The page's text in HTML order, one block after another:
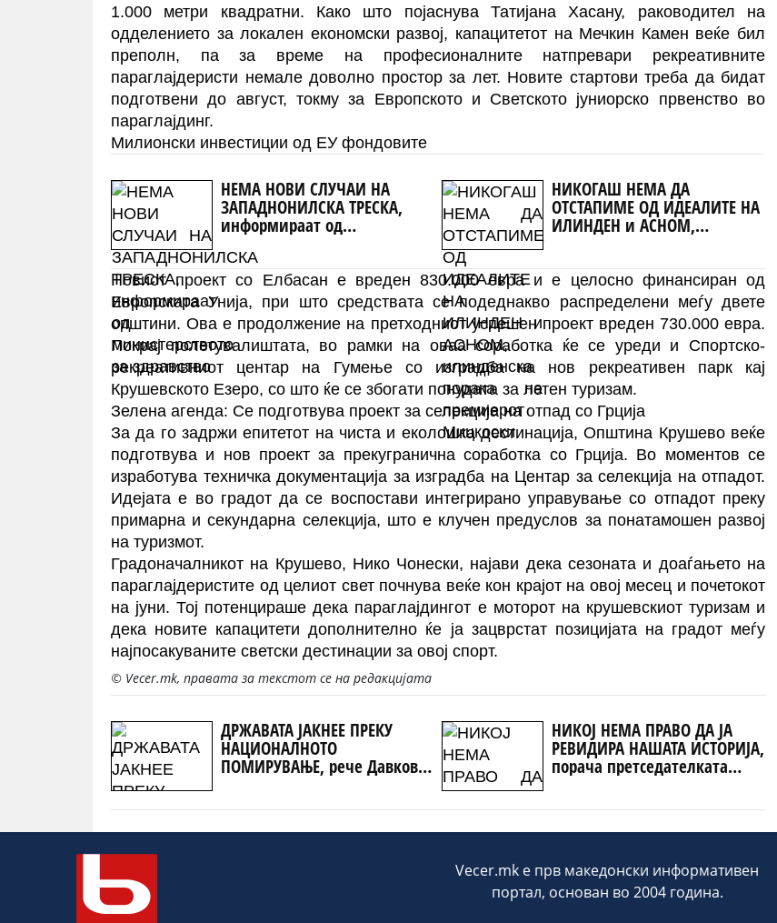
1.000 метри квадратни. Како што појаснува Татијана Хасану, раководител на
одделението за локален економски развој, капацитетот на Мечкин Камен веќе бил
преполн, па за време на професионалните натпревари рекреативните
параглајдеристи немале доволно простор за лет. Новите стартови треба да бидат
подготвени до август, токму за Европското и Светското јуниорско првенство во
параглајдинг.
Милионски инвестиции од ЕУ фондовите
НЕМА НОВИ СЛУЧАИ НА
ЗАПАДНОНИЛСКА ТРЕСКА,
информираат од
министерството за здравство
НИКОГАШ НЕМА ДА
ОТСТАПИМЕ ОД ИДЕАЛИТЕ НА
ИЛИНДЕН и АСНОМ,
илинденска порака на
Новиот проект со Елбасан е вреден 830.000 евра и е целосно финансиран од
Европската Унија, при што средствата се подеднакво распределени меѓу двете
општини. Ова е продолжение на претходниот успешен проект вреден 730.000 евра.
Покрај полетувалиштата, во рамки на оваа соработка ќе се уреди и Спортско-
рекреативниот центар на Гумење со изградба на нов рекреативен парк кај
Крушевското Езеро, со што ќе се збогати понудата за летен туризам.
Зелена агенда: Се подготвува проект за селекција на отпад со Грција
За да го задржи епитетот на чиста и еколошка дестинација, Општина Крушево веќе
подготвува и нов проект за прекугранична соработка со Грција. Во моментов се
изработува техничка документација за изградба на Центар за селекција на отпадот.
Идејата е во градот да се воспостави интегрирано управување со отпадот преку
примарна и секундарна селекција, што е клучен предуслов за понатамошен развој
на туризмот.
Градоначалникот на Крушево, Нико Чонески, најави дека сезоната и доаѓањето на
параглајдеристите од целиот свет почнува веќе кон крајот на овој месец и почетокот
на јуни. Тој потенцираше дека параглајдингот е моторот на крушевскиот туризам и
дека новите капацитети дополнително ќе ја зацврстат позицијата на градот меѓу
најпосакуваните светски дестинации за овој спорт.
© Vecer.mk, правата за текстот се на редакцијата
ДРЖАВАТА ЈАКНЕЕ ПРЕКУ
НАЦИОНАЛНОТО
ПОМИРУВАЊЕ, рече Давкова
од пред споменикот на
НИКОЈ НЕМА ПРАВО ДА ЈА
РЕВИДИРА НАШАТА ИСТОРИЈА,
порача претседателката
Давкова
Vecer.mk е прв македонски информативен
портал, основан во 2004 година.